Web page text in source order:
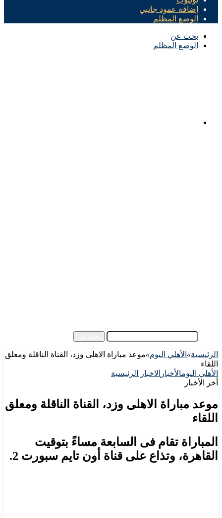
إضافة عمود جانبي
الوضع المظلم
بحث عن
الوضع المظلم
الرئيسية» الأهلي اليوم»موعد مباراة الاهلى وزد، القناة الناقلة ومعلق
اللقاء
الأهلي اليومالأخبار الاخبار الرئيسية
أخر الأخبار
موعد مباراة الاهلى وزد، القناة الناقلة ومعلق
اللقاء
المباراة تقام فى السابعة مساءً بتوقيت
القاهرة، وتذاع على قناة أون تايم سبورت 2.